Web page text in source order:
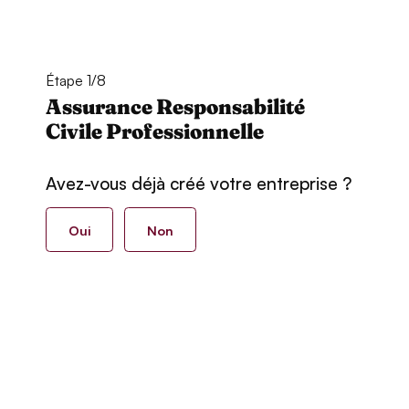
Étape 1/8
Assurance Responsabilité
Civile Professionnelle
Avez-vous déjà créé votre entreprise ?
Oui Non